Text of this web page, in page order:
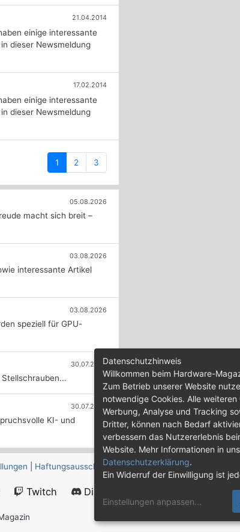
21.04.2014
einige interessante
dieser Newsmeldung
17.02.2014
einige interessante
dieser Newsmeldung
1 (current)
2 3
05.08.2026
macht sich breit –
03.08.2026
interessante Artikel
03.08.2026
speziell für GPU-
30.07.2026
30.07.2026
KI- und
Haftungsausschluss
Twitch Discord
Datenschutzhinweis
Willkommen beim Hardware-
Zum Betrieb unserer Website
notwendige Cookies. Alle weiteren
Werbung, Analyse und Tracking
Dritter, können nach Bedarf
verbessern das Nutzererlebnis
Website. Mehr Informationen in
Datenschutzerklärung.
Ein Widerruf der Einwilligung ist
Einstellungen anpassen...